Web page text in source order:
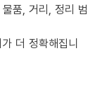
품, 거리, 정리 범
더 정확해집니